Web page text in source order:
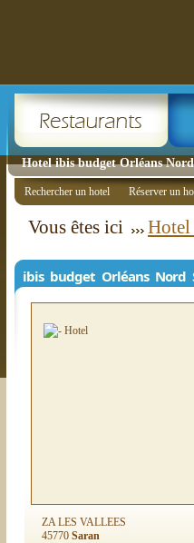
Hotel ibis budget Orléans
Rechercher un hotel Réserver un
Vous êtes ici Hotel
ibis budget Orléans Nord
ZA LES VALLEES
45770 Saran